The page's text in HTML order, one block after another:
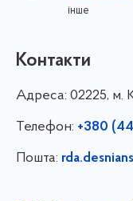
інше
Контакти
Адреса: 02225, м.
Телефон: +380
Пошта: